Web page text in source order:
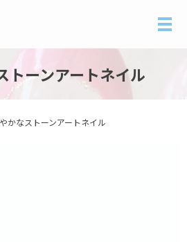
メ
トーンアートネイル
かなストーンアートネイル